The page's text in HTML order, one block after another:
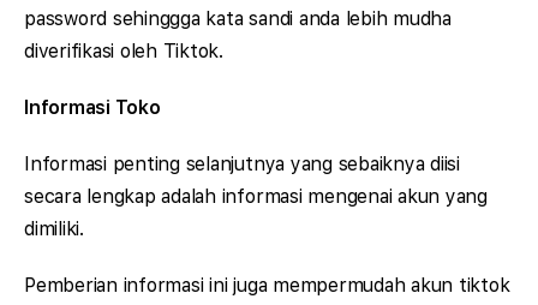
password sehinggga kata sandi anda lebih mudha
diverifikasi oleh Tiktok.
Informasi Toko
Informasi penting selanjutnya yang sebaiknya diisi
secara lengkap adalah informasi mengenai akun yang
dimiliki.
Pemberian informasi ini juga mempermudah akun tiktok